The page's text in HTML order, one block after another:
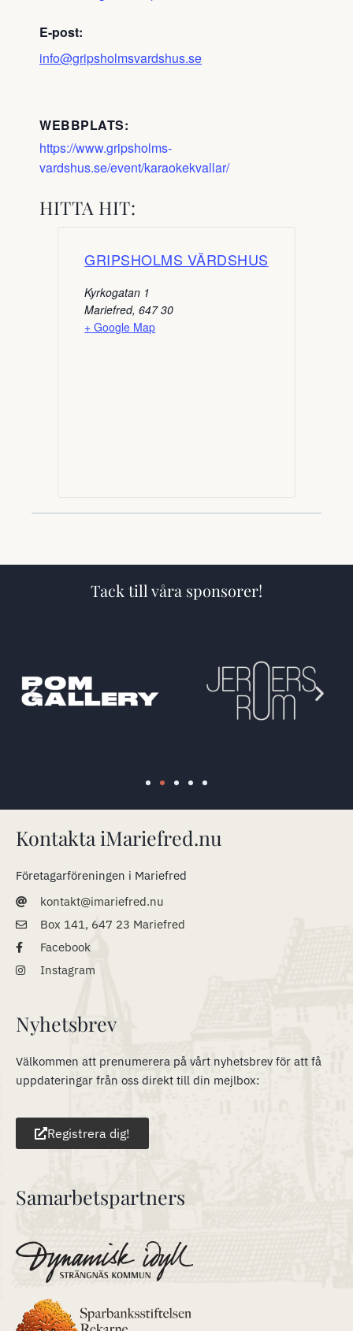
E-post:
info@gripsholmsvardshus.se
WEBBPLATS:
https://www.gripsholms-
vardshus.se/event/karaokekvallar/
HITTA HIT:
GRIPSHOLMS VÄRDSHUS
Kyrkogatan 1
Mariefred, 647 30
+ Google Map
Tack till våra sponsorer!
Kontakta iMariefred.nu
Företagarföreningen i Mariefred
kontakt@imariefred.nu
Box 141, 647 23 Mariefred
Facebook
Instagram
Nyhetsbrev
Välkommen att prenumerera på vårt nyhetsbrev för att få
uppdateringar från oss direkt till din mejlbox:
Registrera dig!
Samarbetspartners